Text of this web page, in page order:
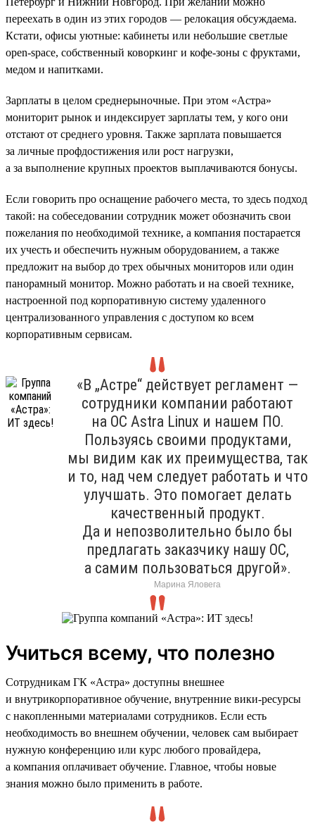
переехать в один из этих городов — релокация обсуждаема.
Кстати, офисы уютные: кабинеты или небольшие светлые
open-space, собственный коворкинг и кофе-зоны с фруктами,
медом и напитками.
Зарплаты в целом среднерыночные. При этом «Астра»
мониторит рынок и индексирует зарплаты тем, у кого они
отстают от среднего уровня. Также зарплата повышается
за личные профдостижения или рост нагрузки,
а за выполнение крупных проектов выплачиваются бонусы.
Если говорить про оснащение рабочего места, то здесь подход
такой: на собеседовании сотрудник может обозначить свои
пожелания по необходимой технике, а компания постарается
их учесть и обеспечить нужным оборудованием, а также
предложит на выбор до трех обычных мониторов или один
панорамный монитор. Можно работать и на своей технике,
настроенной под корпоративную систему удаленного
централизованного управления с доступом ко всем
корпоративным сервисам.
«В „Астре“ действует регламент —
сотрудники компании работают
на ОС Astra Linux и нашем ПО.
Пользуясь своими продуктами,
мы видим как их преимущества, так
и то, над чем следует работать и что
улучшать. Это помогает делать
качественный продукт.
Да и непозволительно было бы
предлагать заказчику нашу ОС,
а самим пользоваться другой».
Марина Яловега
Учиться всему, что полезно
Сотрудникам ГК «Астра» доступны внешнее
и внутрикорпоративное обучение, внутренние вики-ресурсы
с накопленными материалами сотрудников. Если есть
необходимость во внешнем обучении, человек сам выбирает
нужную конференцию или курс любого провайдера,
а компания оплачивает обучение. Главное, чтобы новые
знания можно было применить в работе.